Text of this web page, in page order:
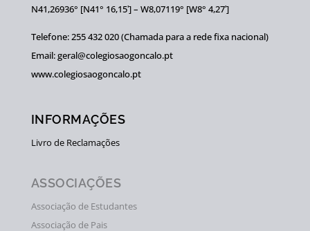
N41,26936° [N41° 16,15ʹ] – W8,07119° [W8° 4,27ʹ]
Telefone: 255 432 020 (Chamada para a rede fixa nacional)
Email: geral@colegiosaogoncalo.pt
www.colegiosaogoncalo.pt
INFORMAÇÕES
Livro de Reclamações
ASSOCIAÇÕES
Associação de Estudantes
Associação de Pais